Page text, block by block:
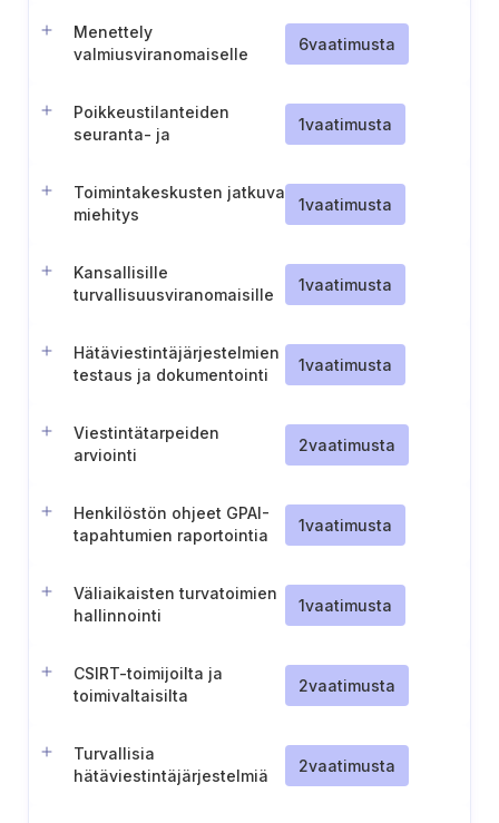
Menettely
valmiusviranomaiselle
6vaatimusta
Poikkeustilanteiden
seuranta- ja
1vaatimusta
Toimintakeskusten jatkuva
miehitys
1vaatimusta
Kansallisille
turvallisuusviranomaisille
1vaatimusta
Hätäviestintäjärjestelmien
testaus ja dokumentointi
1vaatimusta
Viestintätarpeiden
arviointi
2vaatimusta
Henkilöstön ohjeet GPAI-
tapahtumien raportointia
1vaatimusta
Väliaikaisten turvatoimien
hallinnointi
1vaatimusta
CSIRT-toimijoilta ja
toimivaltaisilta
2vaatimusta
Turvallisia
hätäviestintäjärjestelmiä
2vaatimusta